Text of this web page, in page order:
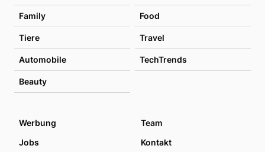
Family Food
Tiere Travel
Automobile TechTrends
Beauty
Werbung
Team
Jobs
Kontakt